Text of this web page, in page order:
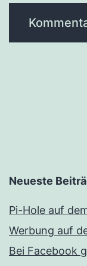
Neueste
Pi-Hole auf
Werbung auf
Bei Facebook